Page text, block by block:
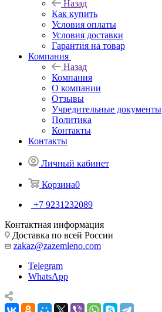
Назад
Как купить
Условия оплаты
Условия доставки
Гарантия на товар
Компания
Назад
Компания
О компании
Отзывы
Учредительные документы
Политика
Контакты
Контакты
Личный кабинет
Корзина0
+7 9231232089
Контактная информация
Доставка по всей России
zakaz@zazemleno.com
Telegram
WhatsApp